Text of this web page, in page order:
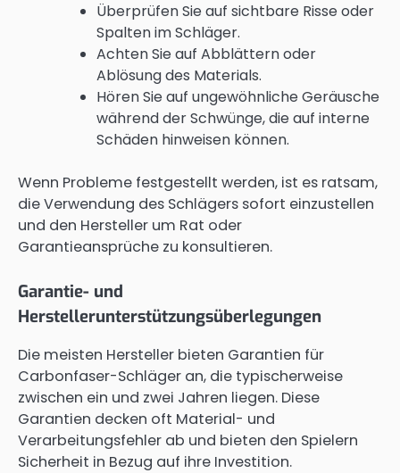
Überprüfen Sie auf sichtbare Risse oder
Spalten im Schläger.
Achten Sie auf Abblättern oder
Ablösung des Materials.
Hören Sie auf ungewöhnliche Geräusche
während der Schwünge, die auf interne
Schäden hinweisen können.
Wenn Probleme festgestellt werden, ist es ratsam,
die Verwendung des Schlägers sofort einzustellen
und den Hersteller um Rat oder
Garantieansprüche zu konsultieren.
Garantie- und
Herstellerunterstützungsüberlegungen
Die meisten Hersteller bieten Garantien für
Carbonfaser-Schläger an, die typischerweise
zwischen ein und zwei Jahren liegen. Diese
Garantien decken oft Material- und
Verarbeitungsfehler ab und bieten den Spielern
Sicherheit in Bezug auf ihre Investition.